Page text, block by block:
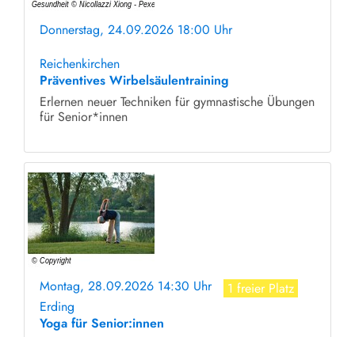
Donnerstag, 24.09.2026 18:00 Uhr
Reichenkirchen
Präventives Wirbelsäulentraining
Erlernen neuer Techniken für gymnastische Übungen
für Senior*innen
Montag, 28.09.2026 14:30 Uhr
1 freier Platz
Erding
Yoga für Senior:innen